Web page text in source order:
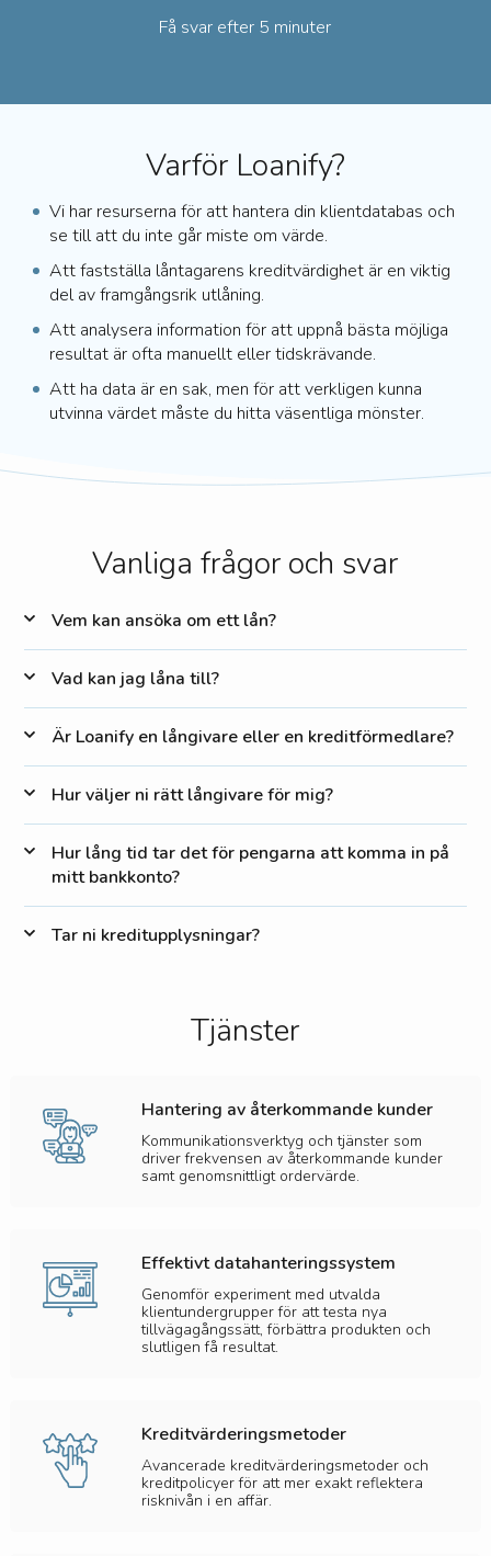
Få svar efter 5 minuter
Varför Loanify?
Vi har resurserna för att hantera din klientdatabas och
se till att du inte går miste om värde.
Att fastställa låntagarens kreditvärdighet är en viktig
del av framgångsrik utlåning.
Att analysera information för att uppnå bästa möjliga
resultat är ofta manuellt eller tidskrävande.
Att ha data är en sak, men för att verkligen kunna
utvinna värdet måste du hitta väsentliga mönster.
Vanliga frågor och svar
Vem kan ansöka om ett lån?
Vad kan jag låna till?
Är Loanify en långivare eller en kreditförmedlare?
Hur väljer ni rätt långivare för mig?
Hur lång tid tar det för pengarna att komma in på
mitt bankkonto?
Tar ni kreditupplysningar?
Tjänster
Hantering av återkommande kunder
Kommunikationsverktyg och tjänster som
driver frekvensen av återkommande kunder
samt genomsnittligt ordervärde.
Effektivt datahanteringssystem
Genomför experiment med utvalda
klientundergrupper för att testa nya
tillvägagångssätt, förbättra produkten och
slutligen få resultat.
Kreditvärderingsmetoder
Avancerade kreditvärderingsmetoder och
kreditpolicyer för att mer exakt reflektera
risknivån i en affär.